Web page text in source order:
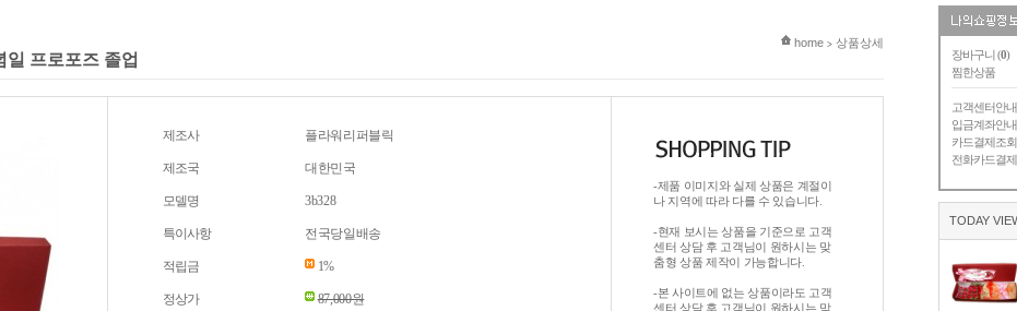
장바구니 (0)
찜한상품
고객센터안내
입금계좌안내
카드결제조회
전화카드결제
TODAY
현재 위치
home > 상품상세
프로포즈 졸업
제조사 플라워리퍼블릭
제조국 대한민국
모델명 3b328
특이사항 전국당일배송
적립금 1%
정상가 87,000원
-제품 이미지와 실제 상품은 계절이
나 지역에 따라 다를 수 있습니다.
-현재 보시는 상품을 기준으로 고객
센터 상담 후 고객님이 원하시는 맞
춤형 상품 제작이 가능합니다.
-본 사이트에 없는 상품이라도 고객
센터 상담 후 고객님이 원하시는 맞